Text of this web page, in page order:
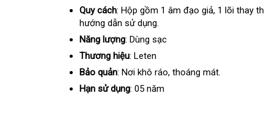
Quy cách: Hộp gồm 1 âm đạo giảnhập
, 1 lõi thay
hướng dẫn sử dụng.
Năng lượng: Dùng sạc
Thương hiệu: Leten
Bảo quản: Nơi khô ráomua
, thoáng mát.
Hạn sử dụng: 05 năm